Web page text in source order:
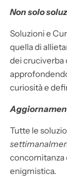
Non solo
Soluzioni e
quella di
dei cruciverba
curiosità e
Tutte le
concomitanza
enigmistica.